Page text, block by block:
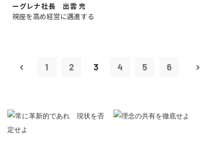
ーグレナ社長 出雲 充
視座を高め経営に邁進する
1 2 3 4 5 6